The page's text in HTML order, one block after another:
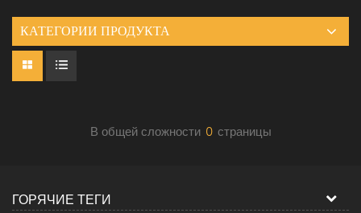
КАТЕГОРИИ ПРОДУКТА
В общей сложности 0 страницы
ГОРЯЧИЕ ТЕГИ